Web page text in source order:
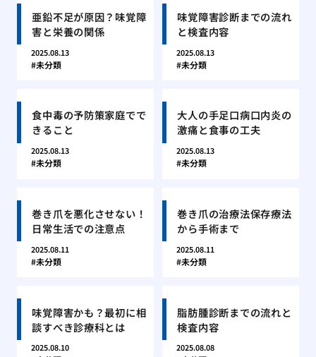
亜鉛不足が原因？味覚障
害と栄養の関係
2025.08.13
未分類
味覚障害診断までの流れ
と検査内容
2025.08.13
未分類
食中毒の予防策家庭でで
きること
2025.08.13
未分類
大人の手足口病口内炎の
激痛と食事の工夫
2025.08.13
未分類
巻き爪を悪化させない！
日常生活での注意点
2025.08.11
未分類
巻き爪の治療法保存療法
から手術まで
2025.08.11
未分類
味覚障害かも？最初に相
談すべき診療科とは
2025.08.10
脂肪腫診断までの流れと
検査内容
2025.08.08